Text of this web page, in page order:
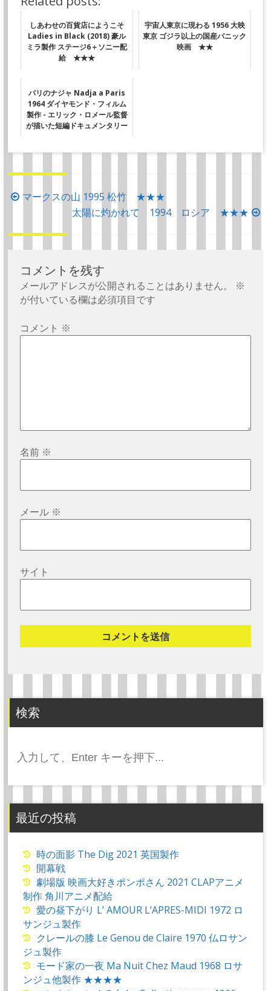
しあわせの百貨店にようこそ
Ladies in Black (2018) 豪ル
ミラ製作 ステージ6＋ソニー配
給 ★★★
宇宙人東京に現わる 1956 大映
東京 ゴジラ以上の国産パニック
映画 ★★
パリのナジャ Nadja a Paris
1964 ダイヤモンド・フィルム
製作 - エリック・ロメール監督
が描いた短編ドキュメンタリー
投
ナ
ビ
マークスの山 1995 松竹 ★★★
太陽に灼かれて 1994 ロシア ★★★
コメントを残す
メールアドレスが公開されることはありません。
※
が付いている欄は必須項目です
コメント ※
名前 ※
メール ※
サイト
検索
索:
最近の投稿
時の面影 The Dig 2021 英国製作
開幕戦
劇場版 映画大好きポンポさん 2021 CLAPアニメ
制作 角川アニメ配給
愛の昼下がり L’ AMOUR L’APRES-MIDI 1972 ロ
サンジュ製作
クレールの膝 Le Genou de Claire 1970 仏ロサン
ジュ製作
モード家の一夜 Ma Nuit Chez Maud 1968 ロサ
ンジュ他製作 ★★★★